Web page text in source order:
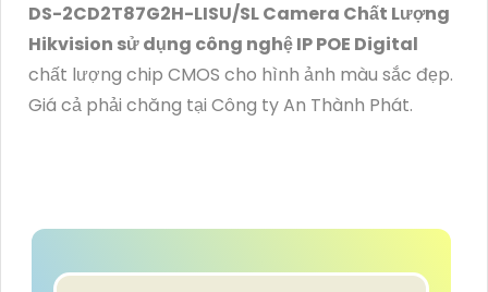
DS-2CD2T87G2H-LISU/SL Camera Chất Lượng
Hikvision sử dụng công nghệ IP POE Digital
chất lượng chip CMOS cho hình ảnh màu sắc đẹp.
Giá cả phải chăng tại Công ty An Thành Phát.